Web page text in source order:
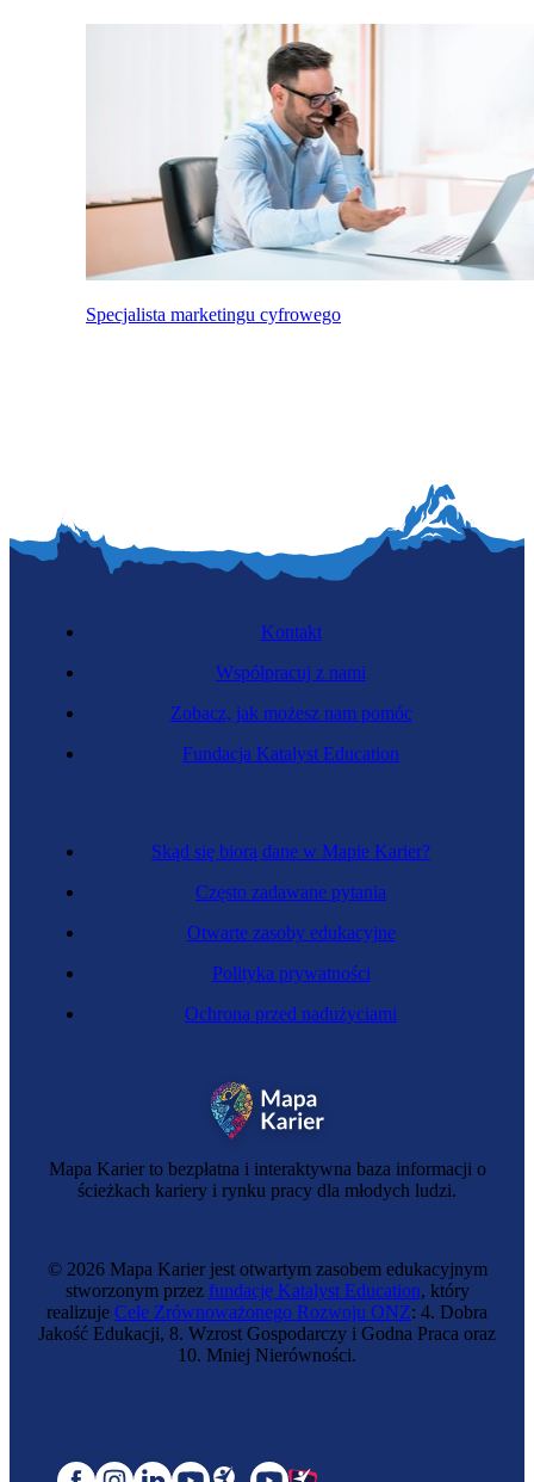
Specjalista marketingu cyfrowego
Mapa Karier to bezpłatna i interaktywna baza informacji o
ścieżkach kariery i rynku pracy dla młodych ludzi.
Skąd się biorą dane w Mapie Karier?
Często zadawane pytania
Otwarte zasoby edukacyjne
Polityka prywatności
Ochrona przed nadużyciami
Kontakt
Współpracuj z nami
Zobacz, jak możesz nam pomóc
Fundacja Katalyst Education
© 2026 Mapa Karier jest otwartym zasobem edukacyjnym
stworzonym przez fundację Katalyst Education, który
realizuje Cele Zrównoważonego Rozwoju ONZ: 4. Dobra
Jakość Edukacji, 8. Wzrost Gospodarczy i Godna Praca oraz
10. Mniej Nierówności.